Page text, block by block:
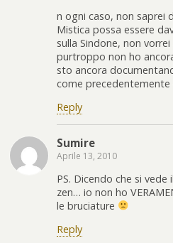
n ogni caso, non saprei
Mistica possa essere
sulla Sindone, non
purtroppo non ho
sto ancora
come
Reply
Sumire
Aprile 13, 2010
PS. Dicendo che si
zen… io non ho
le bruciature
Reply